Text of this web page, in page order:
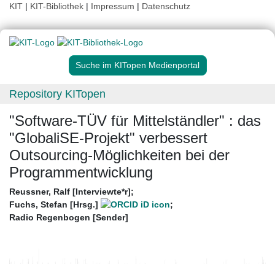
KIT | KIT-Bibliothek | Impressum | Datenschutz
Suche im KITopen Medienportal
Repository KITopen
"Software-TÜV für Mittelständler" : das
"GlobaliSE-Projekt" verbessert
Outsourcing-Möglichkeiten bei der
Programmentwicklung
Reussner, Ralf [Interviewte*r];
Fuchs, Stefan [Hrsg.]
;
Radio Regenbogen [Sender]